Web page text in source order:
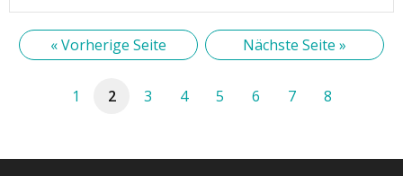
« Vorherige Seite Nächste Seite »
1 2 3 4 5 6 7 8